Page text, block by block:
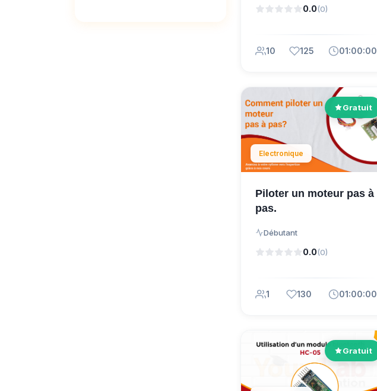
0.0(0)
10 125 01:00:00
Gratuit
Electronique
Piloter un moteur pas à
pas.
Débutant
0.0(0)
1 130 01:00:00
Gratuit